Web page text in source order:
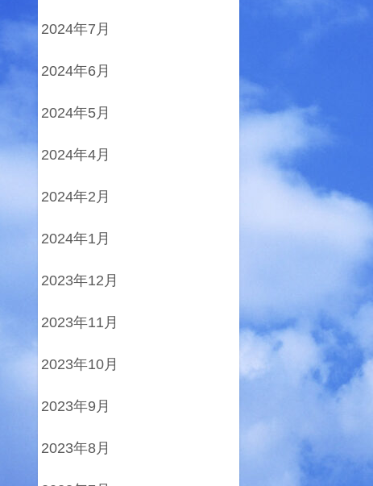
2024年7月
2024年6月
2024年5月
2024年4月
2024年2月
2024年1月
2023年12月
2023年11月
2023年10月
2023年9月
2023年8月